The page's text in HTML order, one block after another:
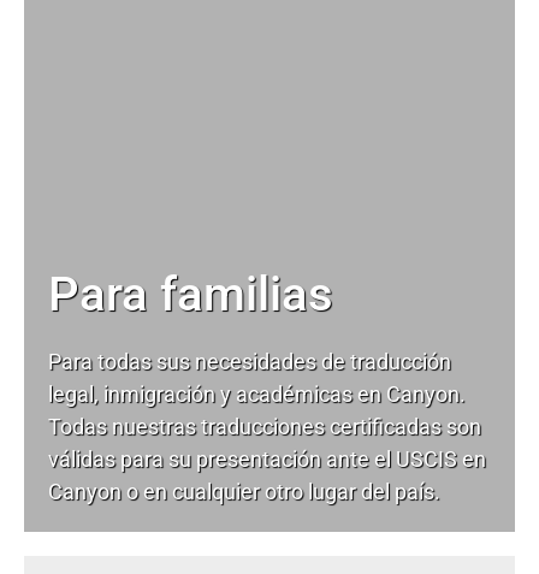
Para familias
Para todas sus necesidades detraducción
legal, inmigración y académicas en Canyon.
Todas nuestras traducciones certificadas son
válidas para su presentación ante el USCIS en
Canyon o en cualquier otro lugar del país.